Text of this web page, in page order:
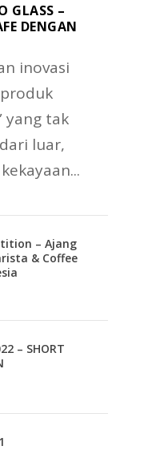
GLASS –
DENGAN
inovasi
yang tak
luar,
– Ajang
& Coffee
– SHORT